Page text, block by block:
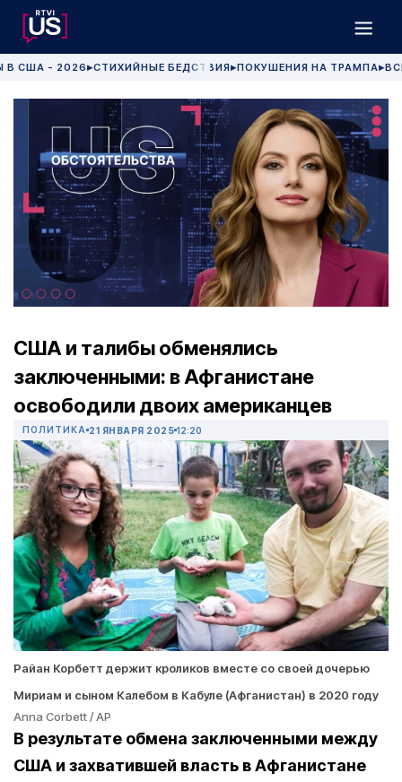
В США - 2026 ▶СТИХИЙНЫЕ БЕДСТВИЯ▶ПОКУШЕНИЯ НА ТРАМПА▶
США и талибы обменялись
заключенными: в Афганистане
освободили двоих американцев
ПОЛИТИКА 21 ЯНВАРЯ 2025 12:20
Райан Корбетт держит кроликов вместе со своей дочерью
Мириам и сыном Калебом в Кабуле (Афганистан) в 2020 году
Anna Corbett / AP
В результате обмена заключенными между
США и захватившей власть в Афганистане